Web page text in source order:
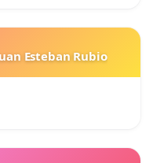
Esteban Rubio